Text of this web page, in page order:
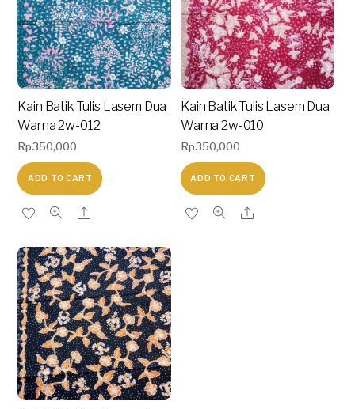
Kain Batik Tulis Lasem Dua
Warna 2w-012
Rp350,000
ADD TO CART
Kain Batik Tulis Lasem Dua
Warna 2w-010
Rp350,000
ADD TO CART